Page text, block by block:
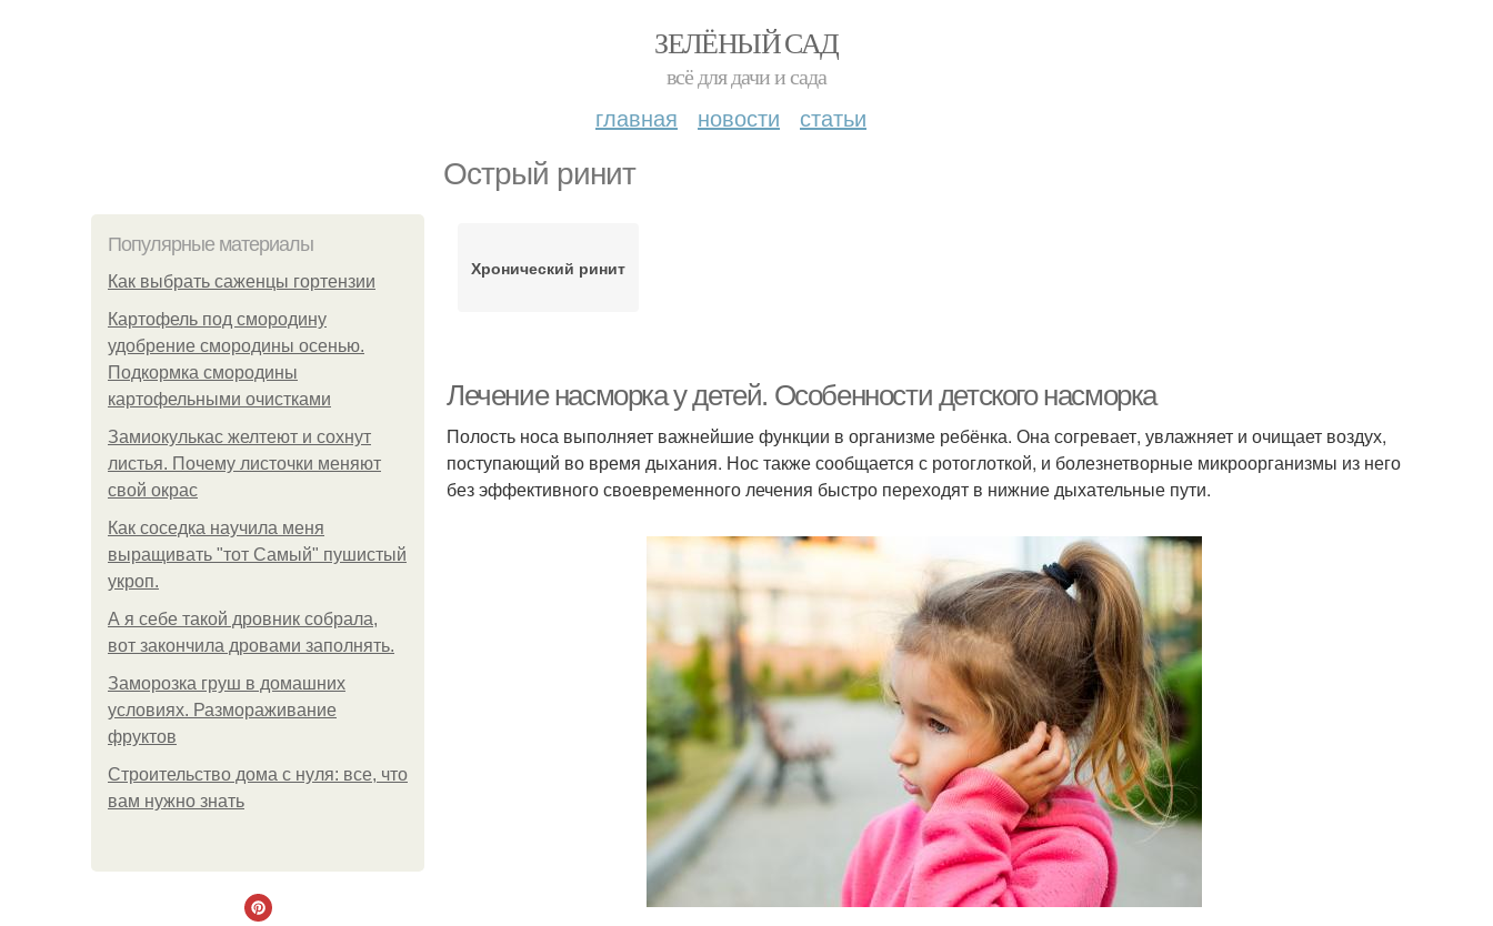
ЗЕЛЁНЫЙ САД
всё для дачи и сада
главная новости статьи
Острый ринит
Популярные материалы
Как выбрать саженцы гортензии
Картофель под смородину
удобрение смородины осенью.
Подкормка смородины
картофельными очистками
Замиокулькас желтеют и сохнут
листья. Почему листочки меняют
свой окрас
Как соседка научила меня
выращивать "тот Самый" пушистый
укроп.
А я себе такой дровник собрала,
вот закончила дровами заполнять.
Заморозка груш в домашних
условиях. Размораживание
фруктов
Строительство дома с нуля: все, что
вам нужно знать
Хронический ринит
Лечение насморка у детей. Особенности детского насморка
Полость носа выполняет важнейшие функции в организме ребёнка. Она согревает, увлажняет и очищает воздух,
поступающий во время дыхания. Нос также сообщается с ротоглоткой, и болезнетворные микроорганизмы из него
без эффективного своевременного лечения быстро переходят в нижние дыхательные пути.